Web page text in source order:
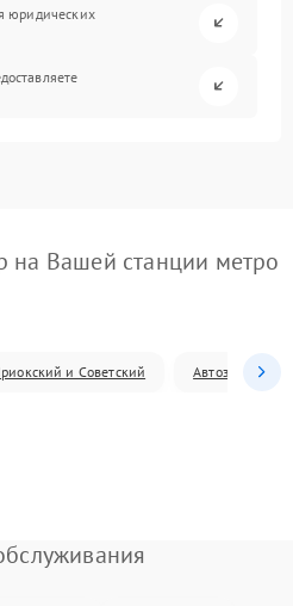
юридических
на Вашей станции метро
и Советский Автозаводский